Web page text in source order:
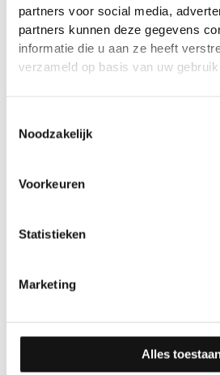
partners voor social media,
partners kunnen deze gegevens
informatie die u aan ze heeft
verzameld op basis van uw
Noodzakelijk
Voorkeuren
Statistieken
Marketing
Alles
Gerelateerde producten